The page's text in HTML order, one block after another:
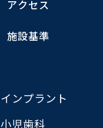
アクセス
施設基準
インプラント
小児歯科